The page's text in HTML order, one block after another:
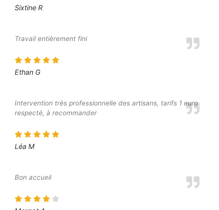
Sixtine R
Travail entièrement fini
Ethan G
Intervention très professionnelle des artisans, tarifs 1 euro
respecté, à recommander
Léa M
Bon accueil